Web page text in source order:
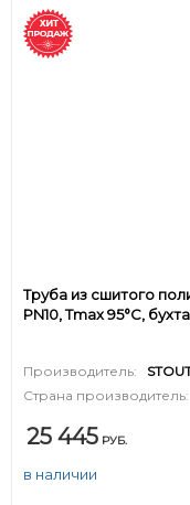
Труба из сшитого
PN10, Tmax 95°C,
Производитель:
Страна производитель:
25 445 РУБ.
в наличии